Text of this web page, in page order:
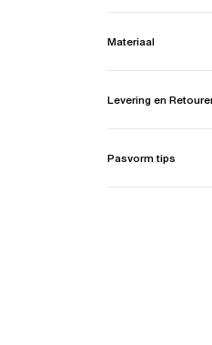
Materiaal
Levering en
Pasvorm tips